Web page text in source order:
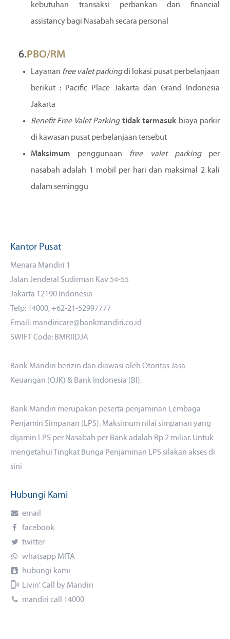
kebutuhan transaksi perbankan dan financial
assistancy bagi Nasabah secara personal
6.PBO/RM​​​​​​​
Layanan free valet parkingdi lokasi pusat perbelanjaan
berikut : Pacific Place Jakarta dan Grand Indonesia
Jakarta
Benefit Free Valet Parking tidak termasuk biaya parkir
di kawasan pusat perbelanjaan tersebut
Maksimum penggunaan free valet parkingper
nasabah adalah 1 mobil per hari dan maksimal 2 kali
dalam seminggu
Kantor Pusat
Menara Mandiri 1
Jalan Jenderal Sudirman Kav 54-55
Jakarta 12190 Indonesia
Telp: 14000, +62-21-52997777
Email: mandiricare@bankmandiri.co.id
SWIFT Code: BMRIIDJA
Bank Mandiri berizin dan diawasi oleh Otoritas Jasa
Keuangan (OJK) & Bank Indonesia (BI).
Bank Mandiri merupakan peserta penjaminan Lembaga
Penjamin Simpanan (LPS). Maksimum nilai simpanan yang
dijamin LPS per Nasabah per Bank adalah Rp 2 miliar. Untuk
mengetahui Tingkat Bunga Penjaminan LPS silakan aksesdi
sini
Hubungi Kami
email
facebook
twitter
whatsapp MITA
hubungi kami
Livin' Call by Mandiri
mandiri call 14000